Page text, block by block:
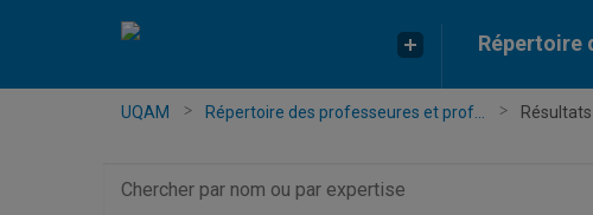
Répertoire
UQAM Répertoire des professeures et prof... Résultats
par